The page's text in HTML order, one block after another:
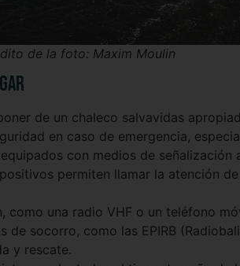
de la foto: Maxim Moulin
de un chaleco salvavidas
en caso de emergencia,
con medios de señalización
permiten llamar la atención
como una radio VHF o un teléfono
socorro, como las EPIRB
y rescate.